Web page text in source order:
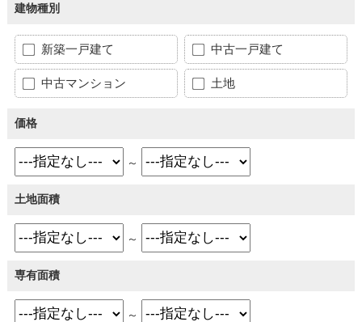
建物種別
新築一戸建て 中古一戸建て
中古マンション 土地
価格
～
土地面積
～
専有面積
～